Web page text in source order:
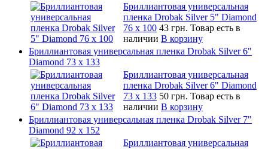
Бриллиантовая универсальная
пленка Drobak Silver 5" Diamond
76 х 100 43 грн. Товар есть в
наличии В корзину
Бриллиантовая универсальная пленка Drobak Silver 6"
Diamond 73 х 133
Бриллиантовая универсальная
пленка Drobak Silver 6" Diamond
73 х 133 50 грн. Товар есть в
наличии В корзину
Бриллиантовая универсальная пленка Drobak Silver 7"
Diamond 92 х 152
Бриллиантовая универсальная